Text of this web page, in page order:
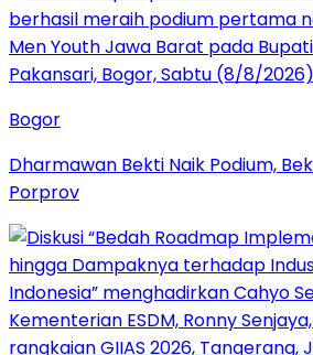
Bogor
Dharmawan Bekti Naik Podium,
Porprov